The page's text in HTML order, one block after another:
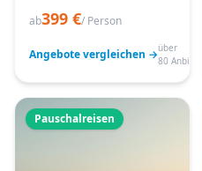
ab399 €/ Person
Angebote vergleichen →über
80 Anbieter
Pauschalreisen